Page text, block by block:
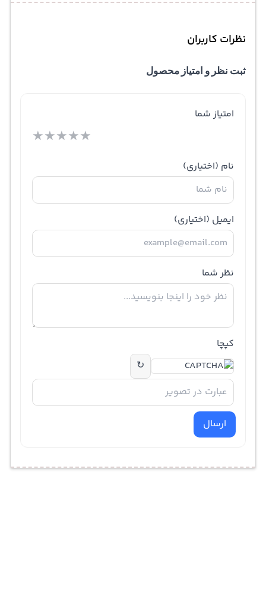
نظرات کاربران
ثبت نظر و امتیاز محصول
امتیاز شما
★★★★★
نام (اختیاری)
ایمیل (اختیاری)
نظر شما
کپچا
↻
ارسال